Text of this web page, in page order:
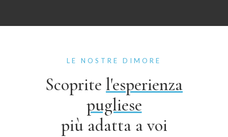
LE NOSTRE DIMORE
Scoprite l'esperienza
pugliese
più adatta a voi